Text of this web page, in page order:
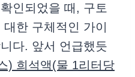
인되었을 때, 구토
한 구체적인 가이
다. 앞서 언급했듯
) 희석액(물 1리터당